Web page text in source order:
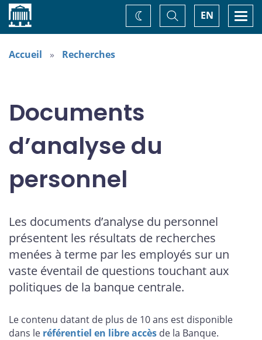
Accueil EN
Basculer
la
recherche
Changez
de
Accueil Recherches
Documents
d’analyse du
personnel
Les documents d’analyse du personnel
présentent les résultats de recherches
menées à terme par les employés sur un
vaste éventail de questions touchant aux
politiques de la banque centrale.
Le contenu datant de plus de 10 ans est disponible
dans le référentiel en libre accès de la Banque.